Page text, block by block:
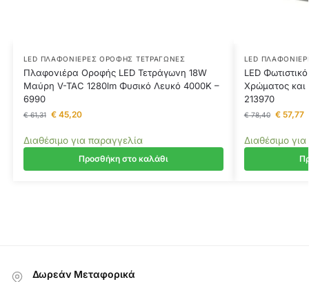
LED ΠΛΑΦΟΝΙΈΡΕΣ ΟΡΟΦΉΣ ΤΕΤΡΆΓΩΝΕΣ
Πλαφονιέρα Οροφής LED Τετράγωνη 18W
Μαύρη V-TAC 1280lm Φυσικό Λευκό 4000K –
6990
€61,31 €45,20
Διαθέσιμο για παραγγελία
Προσθήκη στο καλάθι
LED
LED
Χρώματος και
213970
€78,40 €57,77
Διαθέσιμο
Δωρεάν Μεταφορικά